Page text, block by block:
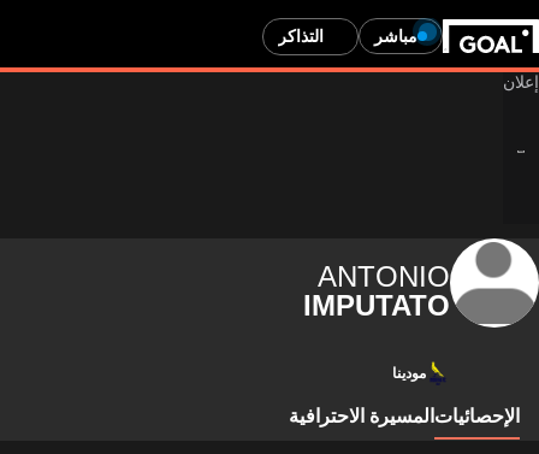
مباشر التذاكر
ANTONIO
IMPUTATO
مودينا
الإحصائيات المسيرة الاحترافية